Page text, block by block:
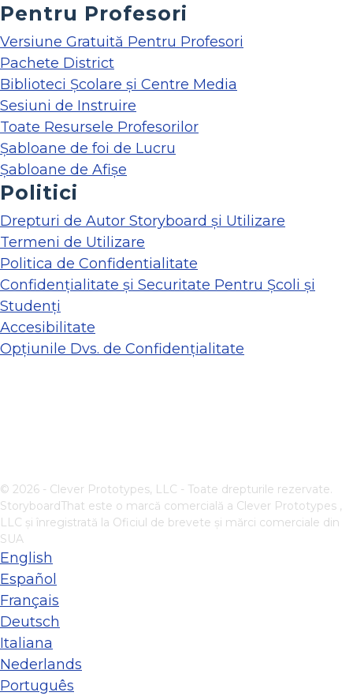
Pentru Profesori
Versiune Gratuită Pentru Profesori
Pachete District
Biblioteci Școlare și Centre Media
Sesiuni de Instruire
Toate Resursele Profesorilor
Șabloane de foi de Lucru
Șabloane de Afișe
Politici
Drepturi de Autor Storyboard și Utilizare
Termeni de Utilizare
Politica de Confidentialitate
Confidențialitate și Securitate Pentru Școli și
Studenți
Accesibilitate
Opțiunile Dvs. de Confidențialitate
© 2026 - Clever Prototypes, LLC - Toate drepturile rezervate.
StoryboardThat este o marcă comercială a Clever Prototypes ,
LLC și înregistrată la Oficiul de brevete și mărci comerciale din
SUA
English
Español
Français
Deutsch
Italiana
Nederlands
Português